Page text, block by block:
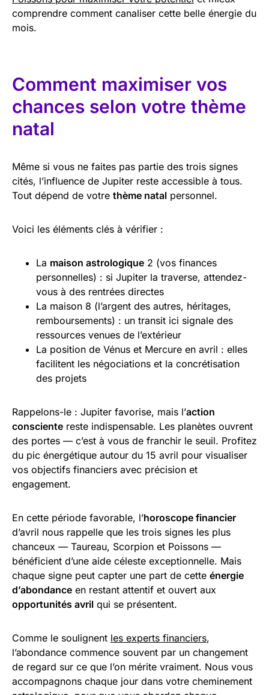
comprendre comment canaliser cette belle énergie du
mois.
Comment maximiser vos
chances selon votre thème
natal
Même si vous ne faites pas partie des trois signes
cités, l’influence de Jupiter reste accessible à tous.
Tout dépend de votre thème natal personnel.
Voici les éléments clés à vérifier :
La maison astrologique 2 (vos finances
personnelles) : si Jupiter la traverse, attendez-
vous à des rentrées directes
La maison 8 (l’argent des autres, héritages,
remboursements) : un transit ici signale des
ressources venues de l’extérieur
La position de Vénus et Mercure en avril : elles
facilitent les négociations et la concrétisation
des projets
Rappelons-le : Jupiter favorise, mais l’action
consciente reste indispensable. Les planètes ouvrent
des portes — c’est à vous de franchir le seuil. Profitez
du pic énergétique autour du 15 avril pour visualiser
vos objectifs financiers avec précision et
engagement.
En cette période favorable, l’horoscope financier
d’avril nous rappelle que les trois signes les plus
chanceux — Taureau, Scorpion et Poissons —
bénéficient d’une aide céleste exceptionnelle. Mais
chaque signe peut capter une part de cette énergie
d’abondance en restant attentif et ouvert aux
opportunités avril qui se présentent.
Comme le soulignent les experts financiers,
l’abondance commence souvent par un changement
de regard sur ce que l’on mérite vraiment. Nous vous
accompagnons chaque jour dans votre cheminement